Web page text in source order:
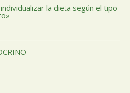
la dieta según el tipo